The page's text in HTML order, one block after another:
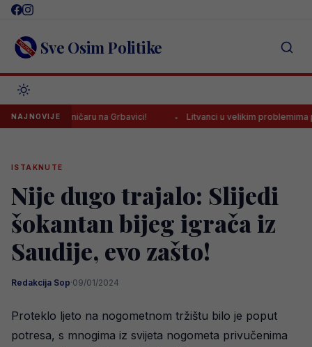
Skip
content Sve Osim Politike
NAJNOVIJEna Grbavici! Litvanci u velikim problemima pred duel
ISTAKNUTE
Nije dugo trajalo: Slijedi
šokantan bijeg igrača iz
Saudije, evo zašto!
Redakcija Sop·09/01/2024
Proteklo ljeto na nogometnom tržištu bilo je poput
potresa, s mnogima iz svijeta nogometa privučenima